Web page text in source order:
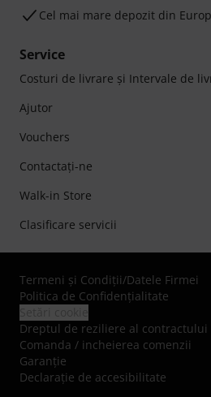
Cel mai mare depozit din
Service
Costuri de livrare şi Intervale de
Ajutor
Vouchers
Contactaţi-ne
Walk-in Store
Clasificare servicii
Termeni şi Condiţii/Datele Firmei
Politica de Confidenţialitate
Dreptul de reziliere al
Comanda / incheierea comenzii
Garanție
Declarație de accesibilitate